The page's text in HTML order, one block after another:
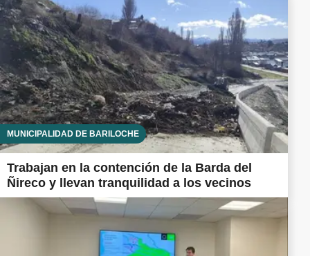
MUNICIPALIDAD DE BARILOCHE
Trabajan en la contención de la Barda del
Ñireco y llevan tranquilidad a los vecinos